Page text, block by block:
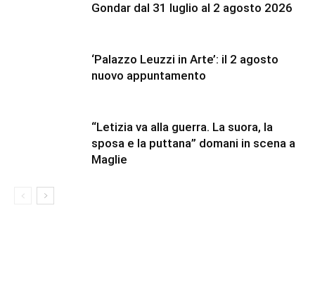
Gondar dal 31 luglio al 2 agosto 2026
‘Palazzo Leuzzi in Arte’: il 2 agosto
nuovo appuntamento
“Letizia va alla guerra. La suora, la
sposa e la puttana” domani in scena a
Maglie